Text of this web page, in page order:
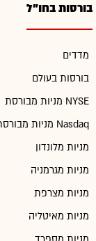
בורסות בחו"ל
מדדים
בורסות בעולם
מניות מבורסת NYSE
מניות מבורסת Nasdaq
מניות מלונדון
מניות מגרמניה
מניות מצרפת
מניות מאיטליה